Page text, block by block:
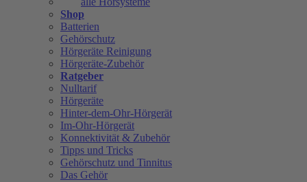
Shop
Batterien
Gehörschutz
Hörgeräte Reinigung
Hörgeräte-Zubehör
Ratgeber
Nulltarif
Hörgeräte
Hinter-dem-Ohr-Hörgerät
Im-Ohr-Hörgerät
Konnektivität & Zubehör
Tipps und Tricks
Gehörschutz und Tinnitus
Das Gehör